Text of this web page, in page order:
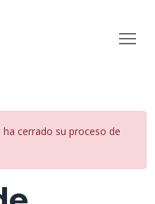
cerrado su proceso de